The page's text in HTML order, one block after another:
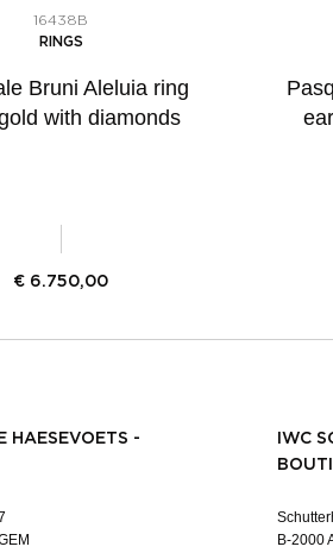
16438B
RINGS
Bruni Aleluia ring
with diamonds
€ 6.750,00
HAESEVOETS -
IWC
B-2000